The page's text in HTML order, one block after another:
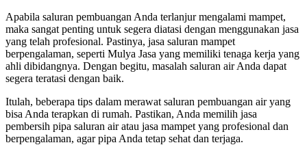
Apabila saluran pembuangan Anda terlanjur mengalami mampet,
maka sangat penting untuk segera diatasi dengan menggunakan jasa
yang telah profesional. Pastinya, jasa saluran mampet
berpengalaman, seperti Mulya Jasa yang memiliki tenaga kerja yang
ahli dibidangnya. Dengan begitu, masalah saluran air Anda dapat
segera teratasi dengan baik.
Itulah, beberapa tips dalam merawat saluran pembuangan air yang
bisa Anda terapkan di rumah. Pastikan, Anda memilih jasa
pembersih pipa saluran air atau jasa mampet yang profesional dan
berpengalaman, agar pipa Anda tetap sehat dan terjaga.